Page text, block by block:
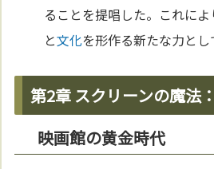
ることを提唱した。これによ
と文化を形作る新たな力とし
第2章 スクリーンの魔法
映画館の黄金時代